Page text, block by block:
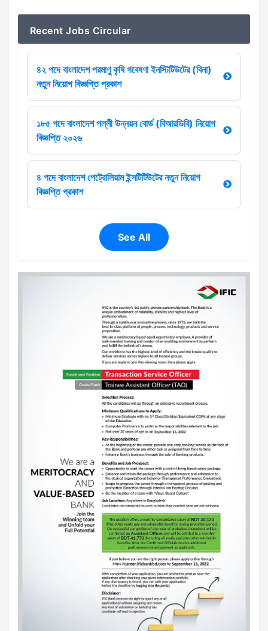
Recent Jobs Circular
৪২ পদে বাংলাদেশ পরমাণু কৃষি গবেষণা ইনস্টিটিউটের (বিনা)
নতুন নিয়োগ বিজ্ঞপ্তি প্রকাশ
১৮৫ পদে বাংলাদেশ পল্লী উন্নয়ন বোর্ড (বিআরডিবি) নিয়োগ
বিজ্ঞপ্তি ২০২৬
৪ পদে বাংলাদেশ পেট্রোলিয়াম ইন্সটিটিউটের নতুন নিয়োগ
বিজ্ঞপ্তি প্রকাশ
See All